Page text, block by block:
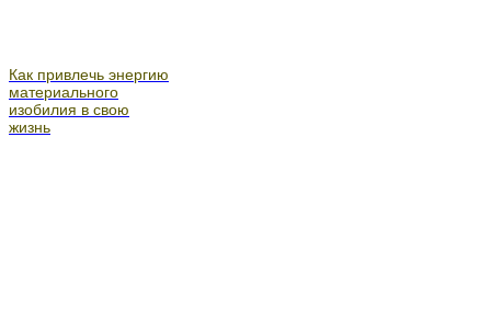
Как привлечь энергию
материального
изобилия в свою
жизнь